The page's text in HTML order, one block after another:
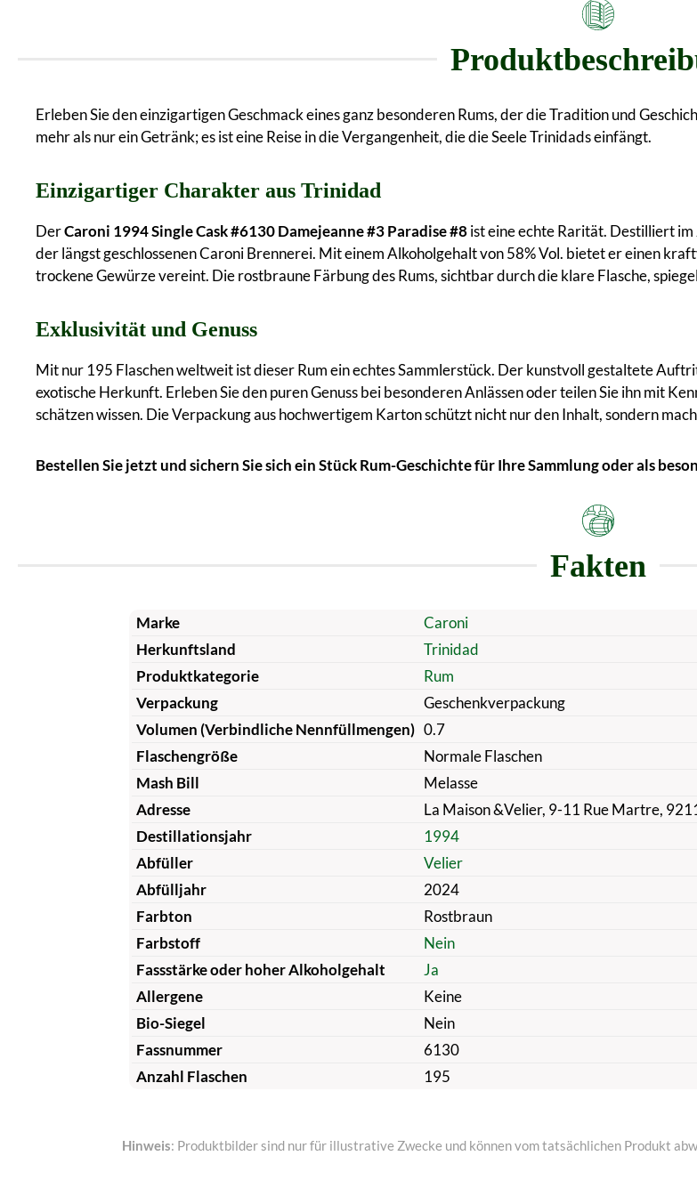
Erleben Sie den einzigartigen Geschmack eines ganz besonderen Rums, der die Tradition und
mehr als nur ein Getränk; es ist eine Reise in die Vergangenheit, die die Seele Trinidads einfängt.
Einzigartiger Charakter aus Trinidad
DerCaroni 1994 Single Cask #6130 Damejeanne #3 Paradise #8ist eine echte Rarität. Destilliert
der längst geschlossenen Caroni Brennerei. Mit einem Alkoholgehalt von 58% Vol. bietet er einen
trockene Gewürze vereint. Die rostbraune Färbung des Rums, sichtbar durch die klare Flasche,
Exklusivität und Genuss
Mit nur 195 Flaschen weltweit ist dieser Rum ein echtes Sammlerstück. Der kunstvoll gestaltete
exotische Herkunft. Erleben Sie den puren Genuss bei besonderen Anlässen oder teilen Sie ihn mit
schätzen wissen. Die Verpackung aus hochwertigem Karton schützt nicht nur den Inhalt, sondern
Bestellen Sie jetzt und sichern Sie sich ein Stück Rum-Geschichte für Ihre Sammlung oder als
Fakten
Marke
Caroni
Herkunftsland
Trinidad
Produktkategorie
Rum
Verpackung
Geschenkverpackung
Volumen (Verbindliche Nennfüllmengen) 0.7
Flaschengröße
Normale Flaschen
Mash Bill
Melasse
Adresse
La Maison &Velier, 9-11 Rue Martre,
Destillationsjahr
1994
Abfüller
Velier
Abfülljahr
2024
Farbton
Rostbraun
Farbstoff
Nein
Fassstärke oder hoher Alkoholgehalt
Ja
Allergene
Keine
Bio-Siegel
Nein
Fassnummer
6130
Anzahl Flaschen
195
Hinweis: Produktbilder sind nur für illustrative Zwecke und können vom tatsächlichen Produkt